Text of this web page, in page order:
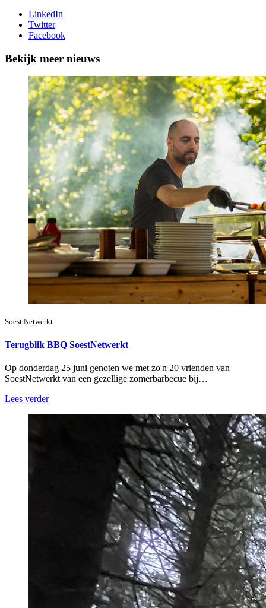
LinkedIn
Twitter
Facebook
Bekijk meer nieuws
Soest Netwerkt
Terugblik BBQ SoestNetwerkt
Op donderdag 25 juni genoten we met zo'n 20 vrienden van
SoestNetwerkt van een gezellige zomerbarbecue bij…
Lees verder